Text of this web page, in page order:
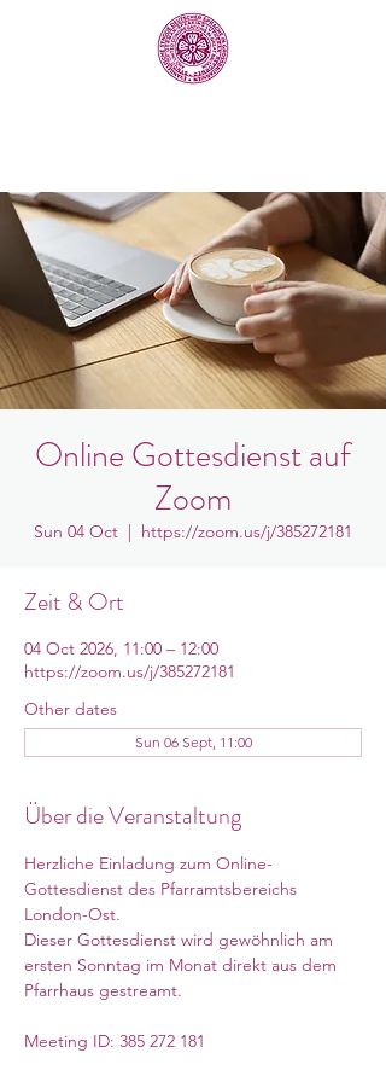
Online Gottesdienst auf
Zoom
Sun 04 Oct
  |
https://zoom.us/j/385272181
Zeit & Ort
04 Oct 2026, 11:00 – 12:00
https://zoom.us/j/385272181
Other dates
Sun 06 Sept, 11:00
Über die Veranstaltung
Herzliche Einladung zum Online-
Gottesdienst des Pfarramtsbereichs
London-Ost.
Dieser Gottesdienst wird gewöhnlich am
ersten Sonntag im Monat direkt aus dem
Pfarrhaus gestreamt.
Meeting ID: 385 272 181